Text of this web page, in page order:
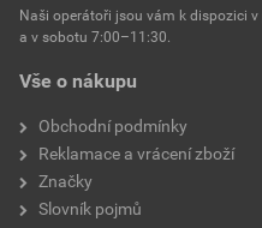
Vše o nákupu
Obchodní podmínky
Reklamace a vrácení zboží
Značky
Slovník pojmů
Naši operátoři jsou vám k dispozici
a v sobotu 7:00–11:30.